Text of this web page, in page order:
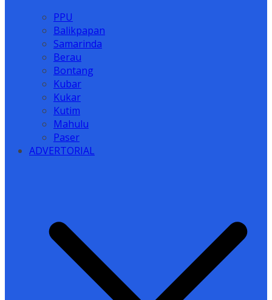
PPU
Balikpapan
Samarinda
Berau
Bontang
Kubar
Kukar
Kutim
Mahulu
Paser
ADVERTORIAL